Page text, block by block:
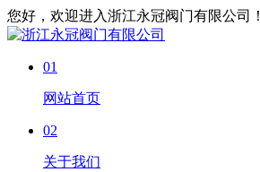
您好，欢迎进入浙江永冠阀门有限公司！
01
网站首页
02
关于我们